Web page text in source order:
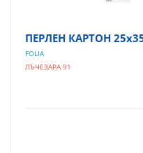
ПЕРЛЕН КАРТОН
FOLIA
ЛЪЧЕЗАРА 91